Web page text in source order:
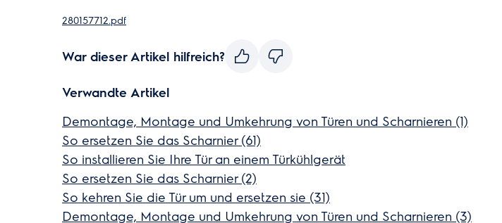
280157712.pdf
War dieser Artikel hilfreich?
Verwandte Artikel
Demontage, Montage und Umkehrung von Türen und Scharnieren (1)
So ersetzen Sie das Scharnier (61)
So installieren Sie Ihre Tür an einem Türkühlgerät
So ersetzen Sie das Scharnier (2)
So kehren Sie die Tür um und ersetzen sie (31)
Demontage, Montage und Umkehrung von Türen und Scharnieren (3)